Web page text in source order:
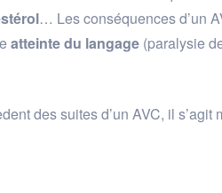
… Les conséquences d’un
atteinte du langage (paralysie
des suites d’un AVC, il